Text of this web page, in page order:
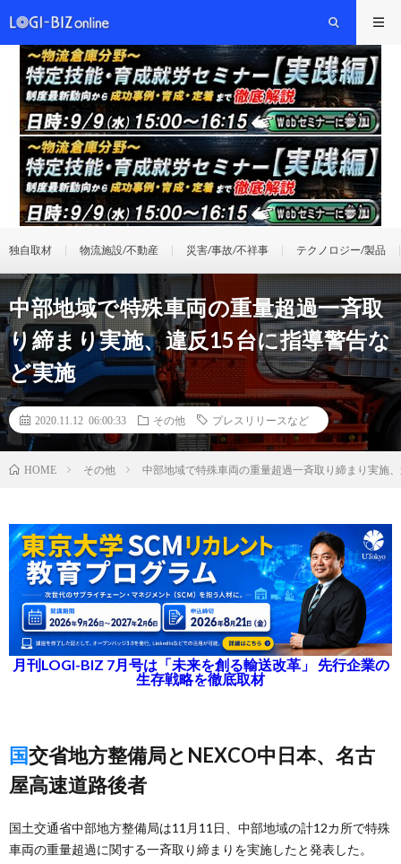
独自取材 物流施設/不動産 災害/事故/不祥事 テクノロジー/製品
中部地域で特殊車両の重量超過一斉取
り締まり実施、違反15台に指導警告な
ど実施
2020.11.12 06:00:33 その他 プレスリリースなど
HOME その他 中部地域で特殊車両の重量超過一斉取り締まり実施
月刊LOGI-BIZ 7月号は「未来を創る輸送改革」 先行企業の
生存戦略を徹底取材
国交省地方整備局とNEXCO中日本、名古
屋高速道路後者
国土交通省中部地方整備局は11月11日、中部地域の計12カ所で特殊
車両の重量超過に関する一斉取り締まりを実施したと発表した。